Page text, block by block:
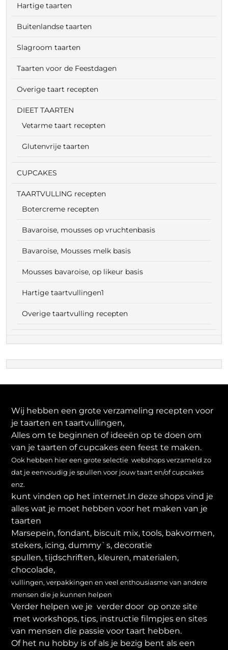
Hartige taarten
Buitenlandse taarten
Slagroom taarten
Taarten voor de Feestdagen
Overige taart recepten
DIEET TAARTEN
Vetarme taart recepten
Glutenvrije taarten
CUPCAKES
TAARTVULLING recepten
Botercreme recepten
Bavaroise, mousses op vruchtenbasis
Bavaroise, Mousses melk basis
Mousses bavaroise, op likeur basis
Hartige taartvullingen1
Overige taartvulling recepten
Wij hebben een grote verzameling recepten voor
je taarten en taartvullingen,
Alles om te beginnen of ideeën op te doen om
van je taarten of cupcakes een feest te maken.
Ook hebben hier een grote selectie webshops verzameld zo
dat je eenvoudig je spullen voor jouw taart en/of cupcakes
enz.
kunt vinden op het internet.In deze shops vind je
alles wat je moet hebben voor het maken van je
taarten
Marsepein, fondant, biscuit mix, tools, bakvormen,
stekers, icing, dummy`s, decoratie
spullen, tijdschriften, kleuren, materialen,
chocolade,
vullingen, verpakkingen en veel enthousiasme van andere
mensen die je kunnen helpen
Verder helpen we je verder door op onze site
met workshops, tips, instructie filmpjes en sites
van mensen die passie voor taart hebben.
Of het nu hobby is of als je bezig bent als een